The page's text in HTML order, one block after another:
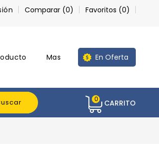
Comparar (0) Favoritos (0)
Mas En Oferta
CARRITO
0